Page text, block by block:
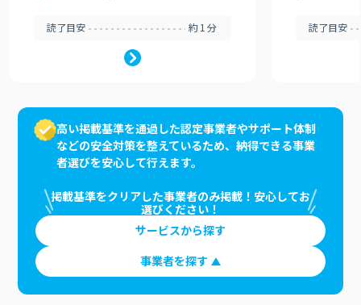
読了目安 約1分 読了目安
高い掲載基準を通過した認定事業者やサポート体制
などの安全対策を整えているため、納得できる事業
者選びを安心して行えます。
掲載基準をクリアした事業者のみ掲載！安心してお
選びください！
サービスから探す
事業者を探す